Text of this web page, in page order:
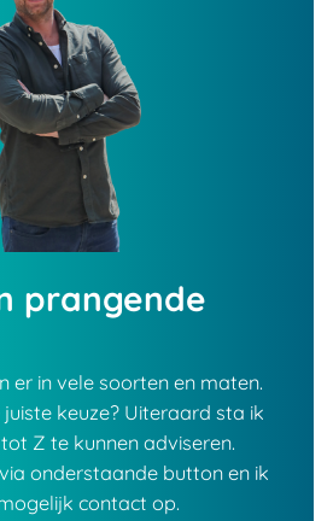
prangende
er in vele soorten en maten.
keuze? Uiteraard sta ik
Z te kunnen adviseren.
onderstaande button en ik
contact op.